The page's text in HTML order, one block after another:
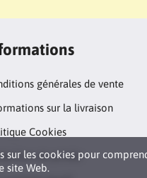
sur les cookies pour
site Web.
générales de vente
sur la livraison
Cookies
vie privée